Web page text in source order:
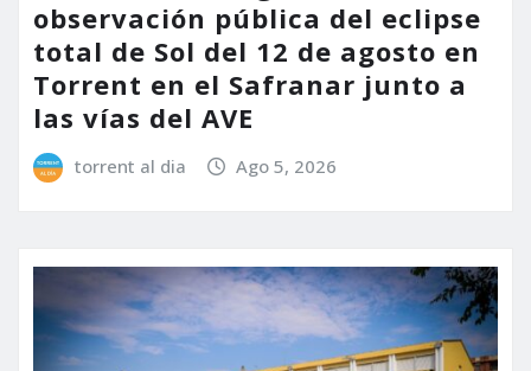
observación pública del eclipse
total de Sol del 12 de agosto en
Torrent en el Safranar junto a
las vías del AVE
torrent al dia Ago 5, 2026